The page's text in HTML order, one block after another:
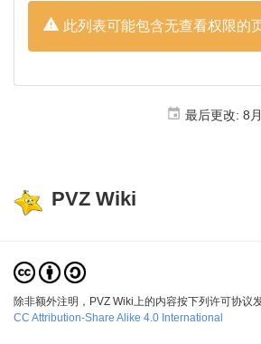
此列表可能包含无查看权限的
最后更改: 8
PVZ Wiki
除非额外注明，PVZ Wiki上的内容按下列许可协议
CC Attribution-Share Alike 4.0 International